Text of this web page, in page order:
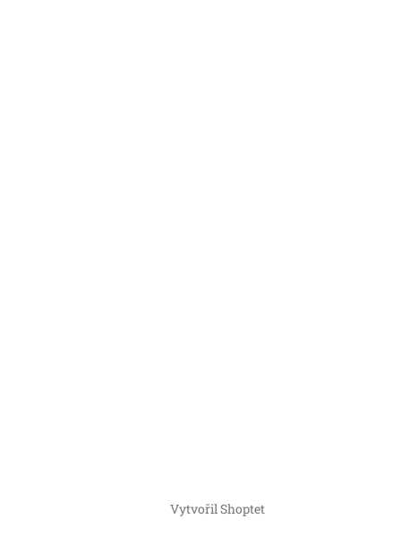
Vytvořil Shoptet